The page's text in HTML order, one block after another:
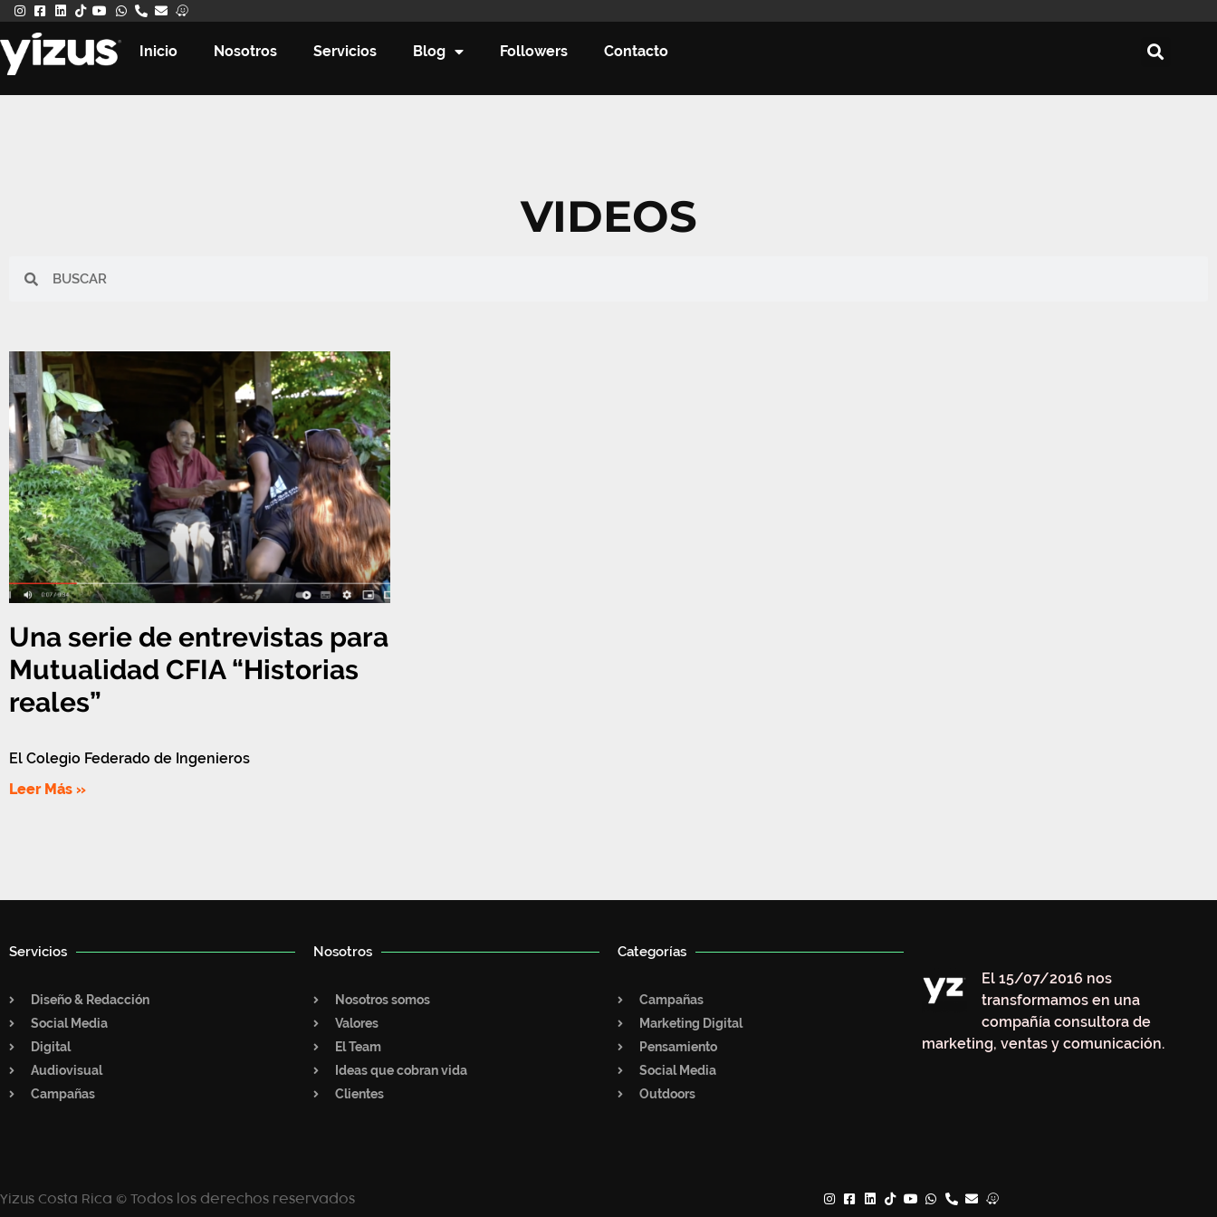
Inicio Nosotros Servicios Blog Followers Contacto
VIDEOS
Una serie de entrevistas para
Mutualidad CFIA “Historias
reales”
El Colegio Federado de Ingenieros
Leer Más »
Servicios
Diseño & Redacción
Social Media
Digital
Audiovisual
Campañas
Nosotros
Nosotros somos
Valores
El Team
Ideas que cobran vida
Clientes
Categorías
Campañas
Marketing Digital
Pensamiento
Social Media
Outdoors
El 15/07/2016 nos
transformamos en una
compañía consultora de
marketing, ventas y comunicación.
Yizus Costa Rica © Todos los derechos reservados